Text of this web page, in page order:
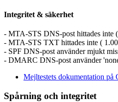
Integritet & säkerhet
- MTA-STS DNS-post hittades inte
- MTA-STS TXT hittades inte (
- SPF DNS-post använder mjukt
- DMARC DNS-post använder
Mejltestets dokumentation på
Spårning och integritet